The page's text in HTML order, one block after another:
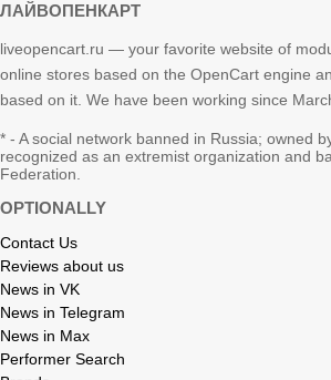
ЛАЙВОПЕНКАРТ
liveopencart.ru — your favorite website of
online stores based on the OpenCart engine
based on it. We have been working since
* - A social network banned in Russia; owned
recognized as an extremist organization and
Federation.
OPTIONALLY
Contact Us
Reviews about us
News in VK
News in Telegram
News in Max
Performer Search